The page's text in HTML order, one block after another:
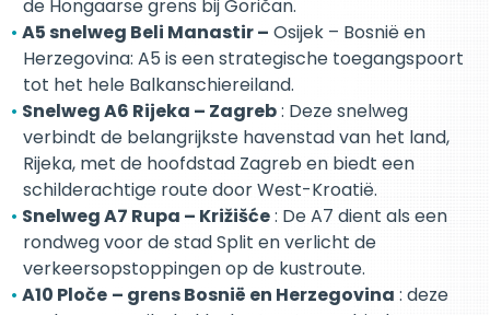
de Hongaarse grens bij Goričan.
A5 snelweg Beli Manastir – Osijek – Bosnië en
Herzegovina: A5 is een strategische toegangspoort
tot het hele Balkanschiereiland.
Snelweg A6 Rijeka – Zagreb: Deze snelweg
verbindt de belangrijkste havenstad van het land,
Rijeka, met de hoofdstad Zagreb en biedt een
schilderachtige route door West-Kroatië.
Snelweg A7 Rupa – Križišće: De A7 dient als een
rondweg voor de stad Split en verlicht de
verkeersopstoppingen op de kustroute.
A10 Ploče – grens Bosnië en Herzegovina : deze